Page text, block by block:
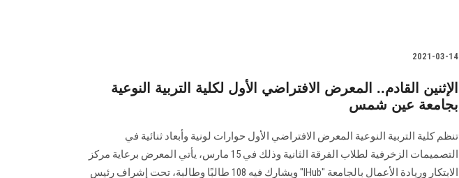
2021-03-14
الإثنين القادم.. المعرض الافتراضي الأول لكلية التربية النوعية
بجامعة عين شمس
تنظم كلية التربية النوعية المعرض الافتراضي الأول حوارات لونية وأبعاد ثنائية في
التصميمات الزخرفية لطلاب الفرقة الثانية وذلك في 15 مارس، يأتي المعرض برعاية مركز
الابتكار وريادة الأعمال بالجامعة "IHub" ويشارك فيه 108 طالبًا وطالبة، تحت إشراف رئيس